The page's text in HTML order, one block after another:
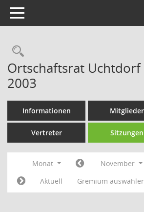
Toggle navigation
Rechercheauswahl
Ortschaftsrat Uchtdorf
2003
Informationen Mitglieder
Vertreter Sitzungen
Monat November
Aktuell
Gremium